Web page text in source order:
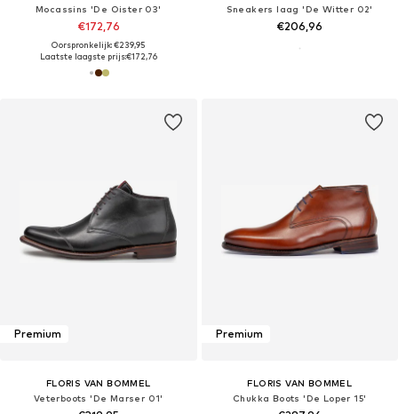
Mocassins 'De Oister 03'
€172,76
Oorspronkelijk: €239,95
Laatste laagste prijs:€172,76
Sneakers laag 'De Witter 02'
€206,96
Premium
FLORIS VAN BOMMEL
Veterboots 'De Marser 01'
Premium
FLORIS VAN BOMMEL
Chukka Boots 'De Loper 15'